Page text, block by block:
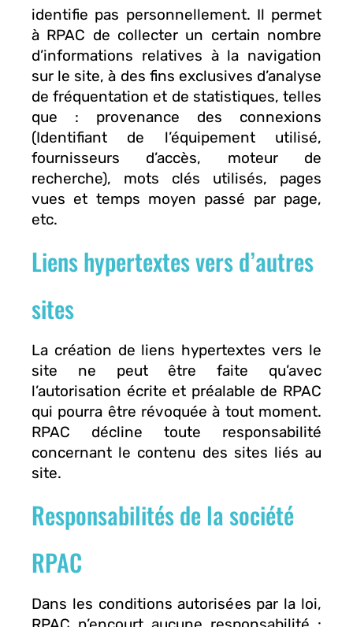
identifie pas personnellement. Il permet
à RPAC de collecter un certain nombre
d’informations relatives à la navigation
sur le site, à des fins exclusives d’analyse
de fréquentation et de statistiques, telles
que : provenance des connexions
(Identifiant de l’équipement utilisé,
fournisseurs d’accès, moteur de
recherche), mots clés utilisés, pages
vues et temps moyen passé par page,
etc.
Liens hypertextes vers d’autres
sites
La création de liens hypertextes vers le
site ne peut être faite qu’avec
l’autorisation écrite et préalable de RPAC
qui pourra être révoquée à tout moment.
RPAC décline toute responsabilité
concernant le contenu des sites liés au
site.
Responsabilités de la société
RPAC
Dans les conditions autorisées par la loi,